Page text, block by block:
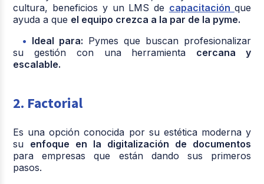
cultura, beneficios y un LMS de capacitación que
ayuda a que el equipo crezca a la par de la pyme.
Ideal para: Pymes que buscan profesionalizar
su gestión con una herramienta cercana y
escalable.
2. Factorial
Es una opción conocida por su estética moderna y
su enfoque en la digitalización de documentos
para empresas que están dando sus primeros
pasos.